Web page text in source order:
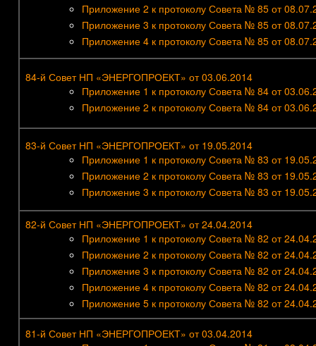
Приложение 2 к протоколу Совета № 85 от
Приложение 3 к протоколу Совета № 85 от
Приложение 4 к протоколу Совета № 85 от
84-й Совет НП «ЭНЕРГОПРОЕКТ» от 03.06.2014
Приложение 1 к протоколу Совета № 84 от
Приложение 2 к протоколу Совета № 84 от
83-й Совет НП «ЭНЕРГОПРОЕКТ» от 19.05.2014
Приложение 1 к протоколу Совета № 83 от
Приложение 2 к протоколу Совета № 83 от
Приложение 3 к протоколу Совета № 83 от
82-й Совет НП «ЭНЕРГОПРОЕКТ» от 24.04.2014
Приложение 1 к протоколу Совета № 82 от
Приложение 2 к протоколу Совета № 82 от
Приложение 3 к протоколу Совета № 82 от
Приложение 4 к протоколу Совета № 82 от
Приложение 5 к протоколу Совета № 82 от
81-й Совет НП «ЭНЕРГОПРОЕКТ» от 03.04.2014